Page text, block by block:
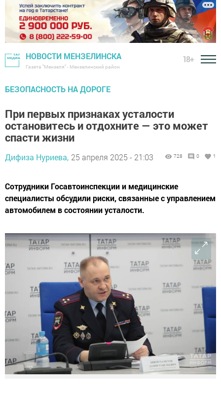
НОВОСТИ МЕНЗЕЛИНСКА
Газета "Мензеля" - Мензелинский район
18+
БЕЗОПАСНОСТЬ НА ДОРОГЕ
При первых признаках усталости
остановитесь и отдохните — это может
спасти жизни
Дифиза Нуриева, 25 апреля 2025 - 21:03 728 0 1
Сотрудники Госавтоинспекции и медицинские
специалисты обсудили риски, связанные с управлением
автомобилем в состоянии усталости.